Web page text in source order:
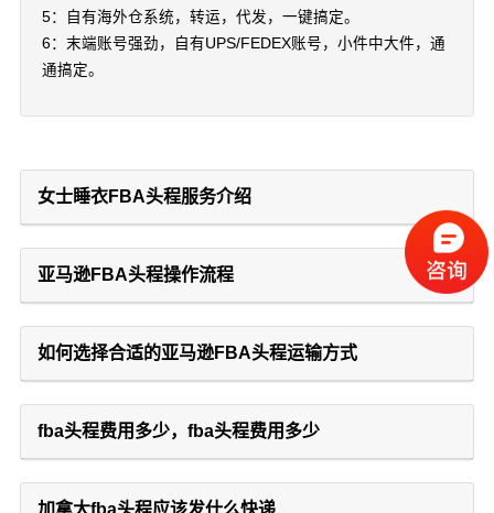
5：自有海外仓系统，转运，代发，一键搞定。
6：末端账号强劲，自有UPS/FEDEX账号，小件中大件，通
通搞定。
女士睡衣FBA头程服务介绍
亚马逊FBA头程操作流程
如何选择合适的亚马逊FBA头程运输方式
fba头程费用多少，fba头程费用多少
加拿大fba头程应该发什么快递